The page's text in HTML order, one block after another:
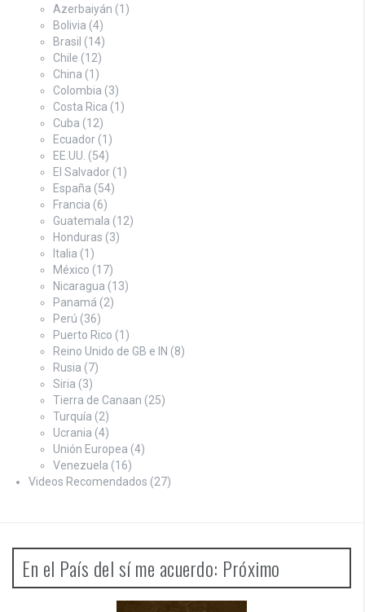
Azerbaiyán (1)
Bolivia (4)
Brasil (14)
Chile (12)
China (1)
Colombia (3)
Costa Rica (1)
Cuba (12)
Ecuador (1)
EE.UU. (54)
El Salvador (1)
España (54)
Francia (6)
Guatemala (12)
Honduras (3)
Italia (1)
México (17)
Nicaragua (13)
Panamá (2)
Perú (36)
Puerto Rico (1)
Reino Unido de GB e IN (8)
Rusia (7)
Siria (3)
Tierra de Canaan (25)
Turquía (2)
Ucrania (4)
Unión Europea (4)
Venezuela (16)
Videos Recomendados (27)
En el País del sí me acuerdo: Próximo